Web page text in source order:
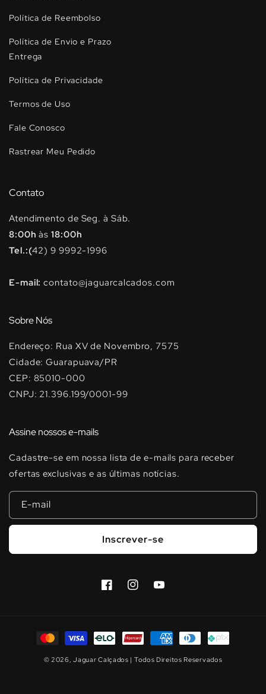
Política de Reembolso
Política de Envio e Prazo
Entrega
Política de Privacidade
Termos de Uso
Fale Conosco
Rastrear Meu Pedido
Contato
Atendimento de Seg. à Sáb.
8:00h às18:00h
Tel.:(42) 9 9992-1996
E-mail:contato@jaguarcalcados.com
Sobre Nós
Endereço: Rua XV de Novembro, 7575
Cidade: Guarapuava/PR
CEP: 85010-000
CNPJ: 21.396.199/0001-99
Assine nossos e-mails
Cadastre-se em nossa lista de e-mails para receber
ofertas exclusivas e as últimas notícias.
E-mail
Inscrever-se
FacebookInstagramYouTube
Formas
pagamento
© 2026,Jaguar Calçados | Todos Direitos Reservados